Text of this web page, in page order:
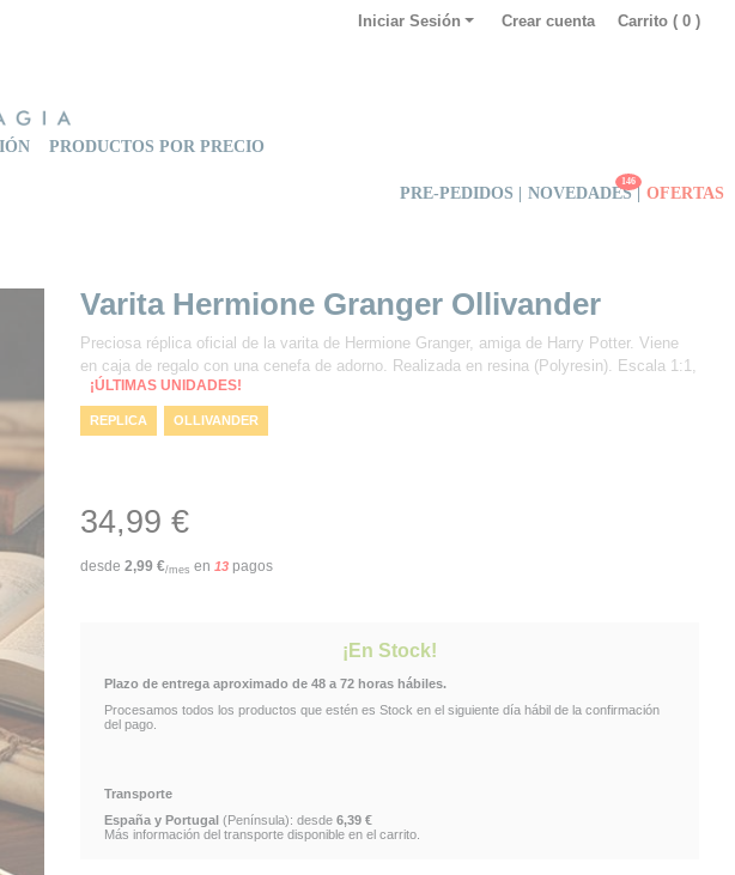
Carrito ( 0 )
Crear cuenta
Iniciar Sesión
PRODUCTOS POR PRECIO
PRE-PEDIDOS | NOVEDADES
146
| OFERTAS
Varita Hermione Granger Ollivander
Preciosa réplica oficial de la varita de Hermione Granger, amiga de Harry Potter. Viene
en caja de regalo con una cenefa de adorno. Realizada en resina (Polyresin). Escala 1:1,
¡ÚLTIMAS UNIDADES!
REPLICA OLLIVANDER
VARITA VARITA HERMIONE GRANGER
VENTA DE VARITAS VENTA HARRY WAND
COLECCIÓN DE VARITAS OLLIVANDER OFICIALES
34,99 €
desde 2,99€/mes en 13pagos
¡En Stock!
Plazo de entrega aproximado de 48 a 72 horas hábiles.
Procesamos todos los productos que estén es Stock en el siguiente día hábil de la confirmación
del pago.
Transporte
España y Portugal(Península): desde 6,39 €
Más información del transporte disponible en el carrito.